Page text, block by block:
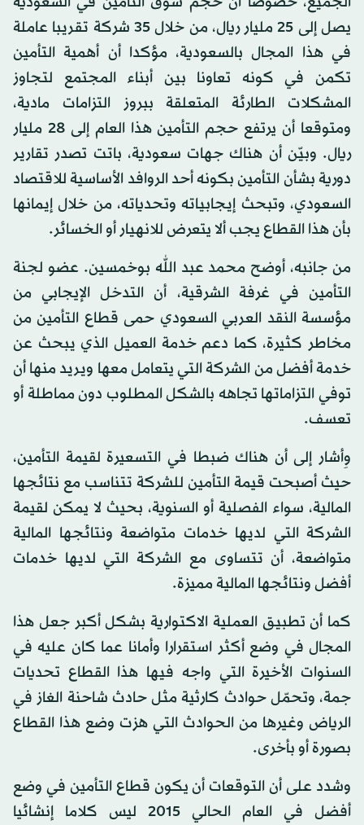
يصل إلى 25 مليار ريال، من خلال 35 شركة تقريبا عاملة
في هذا المجال بالسعودية، مؤكدا أن أهمية التأمين
تكمن في كونه تعاونا بين أبناء المجتمع لتجاوز
المشكلات الطارئة المتعلقة ببروز التزامات مادية،
ومتوقعا أن يرتفع حجم التأمين هذا العام إلى 28 مليار
ريال. وبيّن أن هناك جهات سعودية، باتت تصدر تقارير
دورية بشأن التأمين بكونه أحد الروافد الأساسية للاقتصاد
السعودي، وتبحث إيجابياته وتحدياته، من خلال إيمانها
بأن هذا القطاع يجب ألا يتعرض للانهيار أو الخسائر.
من جانبه، أوضح محمد عبد الله بوخمسين. عضو لجنة
التأمين في غرفة الشرقية، أن التدخل الإيجابي من
مؤسسة النقد العربي السعودي حمى قطاع التأمين من
مخاطر كثيرة، كما دعم خدمة العميل الذي يبحث عن
خدمة أفضل من الشركة التي يتعامل معها ويريد منها أن
توفي التزاماتها تجاهه بالشكل المطلوب دون مماطلة أو
تعسف.
وِأشار إلى أن هناك ضبطا في التسعيرة لقيمة التأمين،
حيث أصبحت قيمة التأمين للشركة تتناسب مع نتائجها
المالية، سواء الفصلية أو السنوية، بحيث لا يمكن لقيمة
الشركة التي لديها خدمات متواضعة ونتائجها المالية
متواضعة، أن تتساوى مع الشركة التي لديها خدمات
أفضل ونتائجها المالية مميزة.
كما أن تطبيق العملية الاكتوارية بشكل أكبر جعل هذا
المجال في وضع أكثر استقرارا وأمانا عما كان عليه في
السنوات الأخيرة التي واجه فيها هذا القطاع تحديات
جمة، وتحمّل حوادث كارثية مثل حادث شاحنة الغاز في
الرياض وغيرها من الحوادث التي هزت وضع هذا القطاع
بصورة أو بأخرى.
وشدد على أن التوقعات أن يكون قطاع التأمين في وضع
أفضل في العام الحالي 2015 ليس كلاما إنشائيا